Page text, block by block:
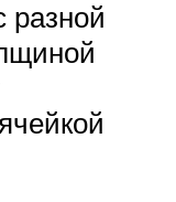
разной